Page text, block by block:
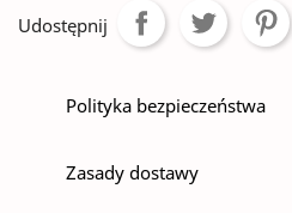
Udostępnij
Polityka bezpieczeństwa
Zasady dostawy